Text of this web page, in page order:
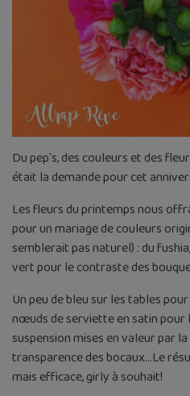
Du pep's, des couleurs et des
était la demande pour cet
Les fleurs du printemps nous
pour un mariage de couleurs
semblerait pas naturel) : du
vert pour le contraste des
Un peu de bleu sur les tables
nœuds de serviette en satin pour
suspension mises en valeur par
transparence des bocaux...Le
mais efficace, girly à souhait!